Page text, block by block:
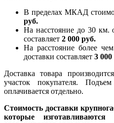
В пределах МКАД
руб.
На насcтояние до 30 км.
составляет 2 000 руб.
На расстояние более
доставки составляет 3 000
Доставка товара
участок покупателя.
оплачивается отдельно.
Стоимость доставки
которые